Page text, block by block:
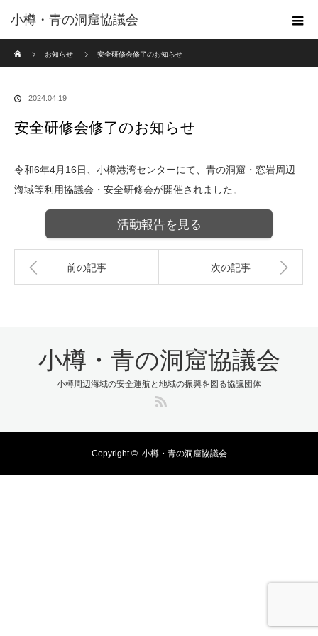
小樽・青の洞窟協議会
お知らせ
安全研修会修了のお知らせ
2024.04.19
安全研修会修了のお知らせ
令和6年4月16日、小樽港湾センターにて、青の洞窟・窓岩周辺
海域等利用協議会・安全研修会が開催されました。
活動報告を見る
前の記事 次の記事
小樽・青の洞窟協議会
小樽周辺海域の安全運航と地域の振興を図る協議団体
Copyright © 小樽・青の洞窟協議会